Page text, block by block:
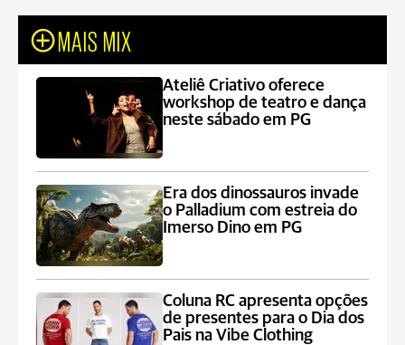
MAIS MIX
Ateliê Criativo oferece
workshop de teatro e dança
neste sábado em PG
Era dos dinossauros invade
o Palladium com estreia do
Imerso Dino em PG
Coluna RC apresenta opções
de presentes para o Dia dos
Pais na Vibe Clothing